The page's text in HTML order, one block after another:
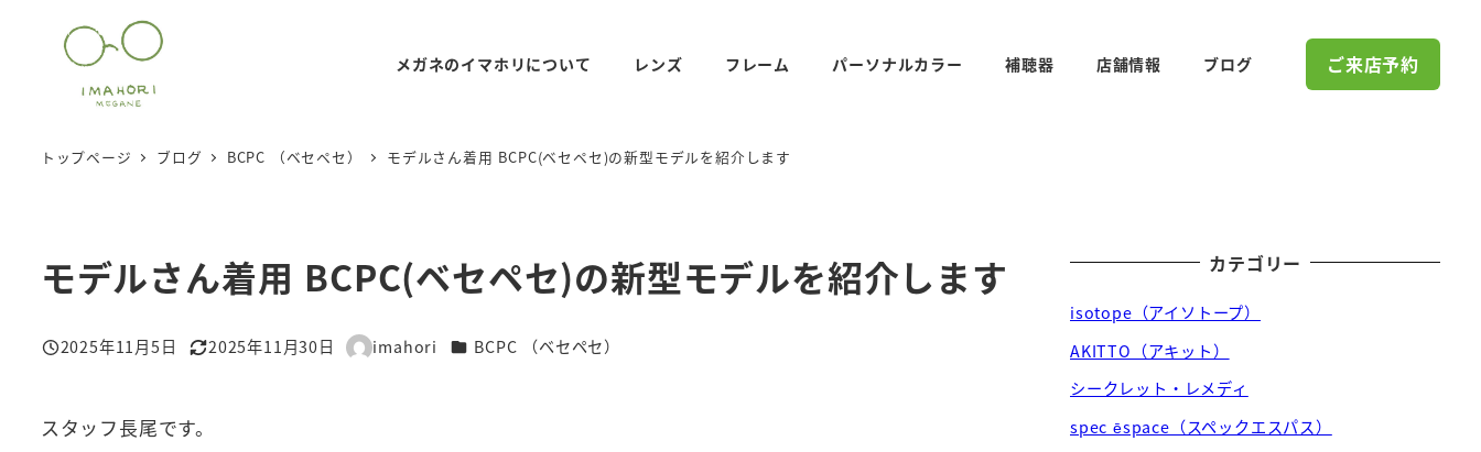
メガネのイマホリについて レンズ フレーム パーソナルカラー 補聴器 店舗情報 ブログ ご来店予約
トップページ ブログ BCPC （ベセペセ） モデルさん着用 BCPC(ベセペセ)の新型モデルを紹介します
モデルさん着用 BCPC(ベセペセ)の新型モデルを紹介します
投稿日
2025年11月5日
更新日
2025年11月30日
著
imahori カテゴリー
BCPC （ベセペセ）
スタッフ長尾です。
カテゴリー
isotope（アイソトープ）
AKITTO（アキット）
シークレット・レメディ
spec ēspace（スペックエスパス）